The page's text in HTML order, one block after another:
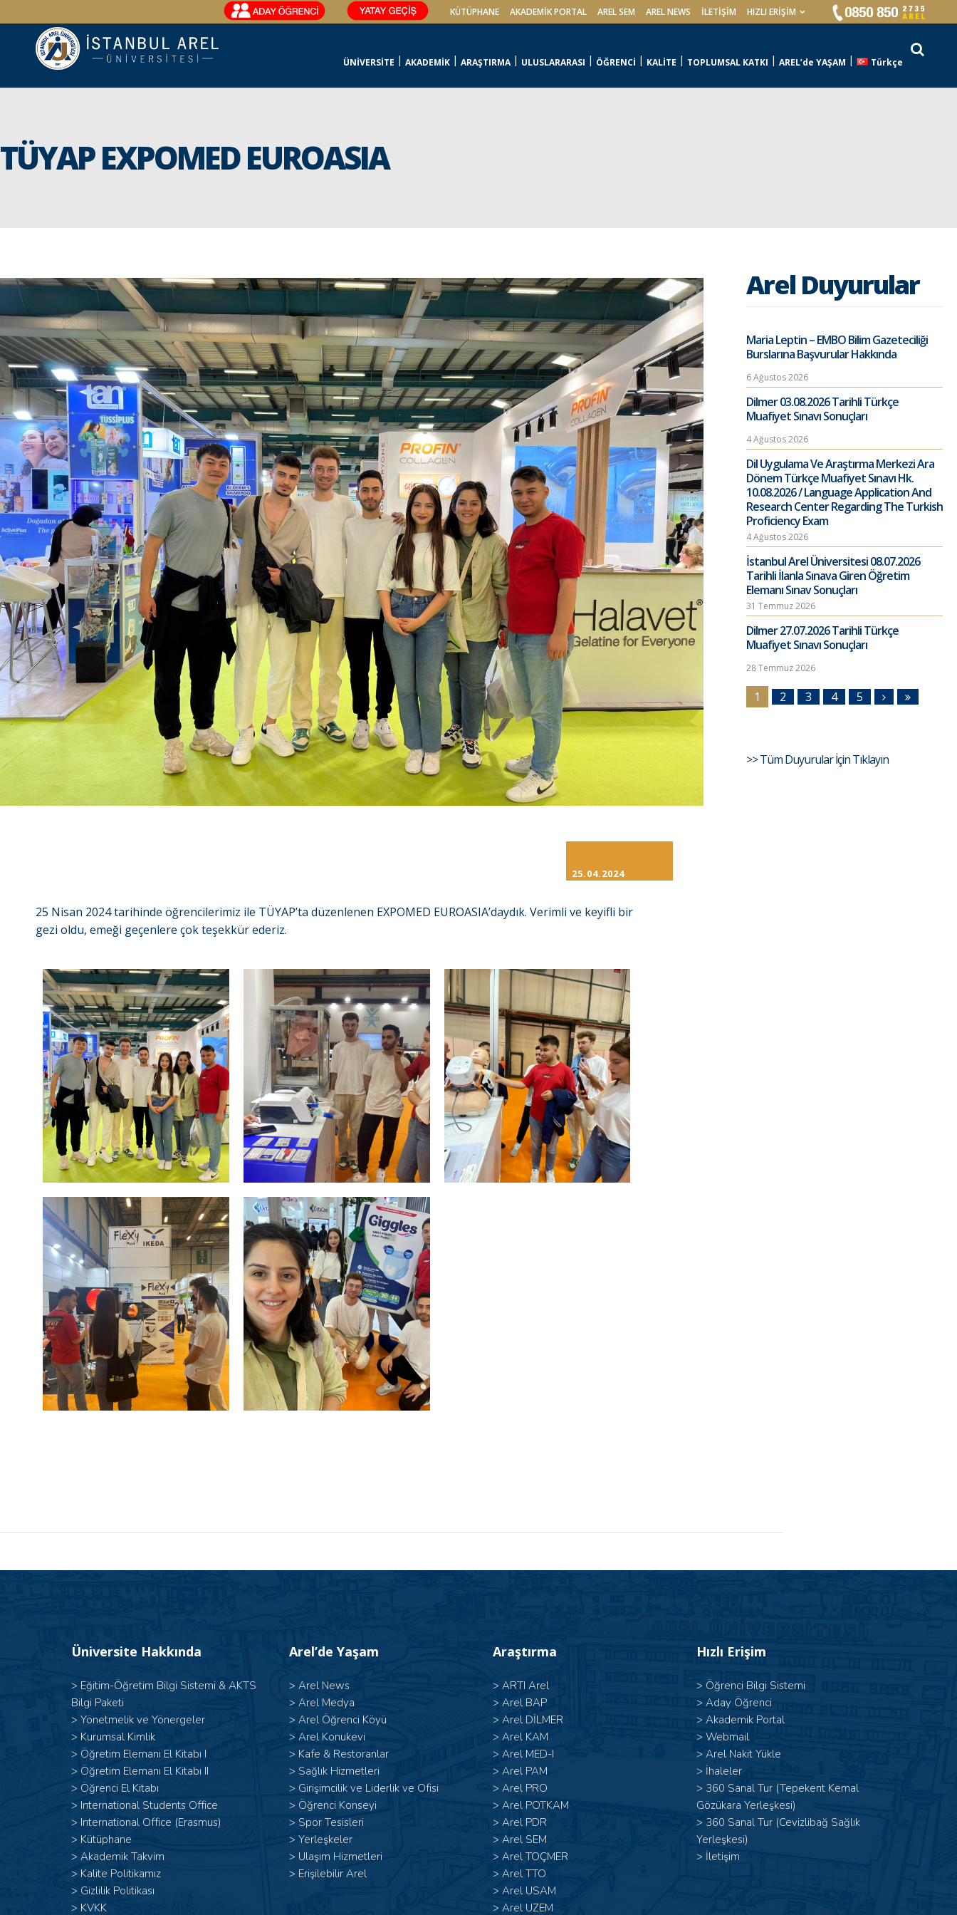
KÜTÜPHANE AKADEMİK PORTAL AREL SEM AREL NEWS İLETIŞIM HIZLI ERİŞİM
ÜNİVERSİTE AKADEMİK ARAŞTIRMA ULUSLARARASI ÖĞRENCİ KALİTE TOPLUMSAL KATKI AREL’de YAŞAM Türkçe
TÜYAP EXPOMED EUROASIA
25.04.2024
25 Nisan 2024 tarihinde öğrencilerimiz ile TÜYAP’ta düzenlenen EXPOMED EUROASIA’daydık. Verimli ve keyifli bir
gezi oldu, emeği geçenlere çok teşekkür ederiz.
Arel Duyurular
Maria Leptin – EMBO Bilim Gazeteciliği
Burslarına Başvurular Hakkında
6 Ağustos 2026
Dilmer 03.08.2026 Tarihli Türkçe
Muafiyet Sınavı Sonuçları
4 Ağustos 2026
Dil Uygulama Ve Araştırma Merkezi Ara
Dönem Türkçe Muafiyet Sınavı Hk.
10.08.2026 / Language Application And
Research Center Regarding The Turkish
Proficiency Exam
4 Ağustos 2026
İstanbul Arel Üniversitesi 08.07.2026
Tarihli İlanla Sınava Giren Öğretim
Elemanı Sınav Sonuçları
31 Temmuz 2026
Dilmer 27.07.2026 Tarihli Türkçe
Muafiyet Sınavı Sonuçları
28 Temmuz 2026
1 2 3 4 5
>> Tüm Duyurular İçin Tıklayın
Üniversite Hakkında
> Eğitim-Öğretim Bilgi Sistemi & AKTS
Bilgi Paketi
> Yönetmelik ve Yönergeler
> Kurumsal Kimlik
> Öğretim Elemanı El Kitabı I
> Öğretim Elemanı El Kitabı II
> Öğrenci El Kitabı
> International Students Office
> International Office (Erasmus)
> Kütüphane
> Akademik Takvim
> Kalite Politikamız
> Gizlilik Politikası
> KVKK
Arel’de Yaşam
> Arel News
> Arel Medya
> Arel Öğrenci Köyü
> Arel Konukevi
> Kafe & Restoranlar
> Sağlık Hizmetleri
> Girişimcilik ve Liderlik ve Ofisi
> Öğrenci Konseyi
> Spor Tesisleri
> Yerleşkeler
> Ulaşım Hizmetleri
> Erişilebilir Arel
Araştırma
> ARTI Arel
> Arel BAP
> Arel DİLMER
> Arel KAM
> Arel MED-I
> Arel PAM
> Arel PRO
> Arel POTKAM
> Arel PDR
> Arel SEM
> Arel TOÇMER
> Arel TTO
> Arel USAM
> Arel UZEM
Hızlı Erişim
> Öğrenci Bilgi Sistemi
> Aday Öğrenci
> Akademik Portal
> Webmail
> Arel Nakit Yükle
> İhaleler
> 360 Sanal Tur (Tepekent Kemal
Gözükara Yerleşkesi)
> 360 Sanal Tur (Cevizlibağ Sağlık
Yerleşkesi)
> İletişim